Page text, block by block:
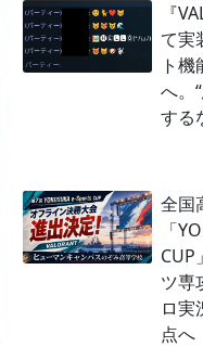
『
て実
ト
へ。
する
全国
「
CUP
ツ専
ロ実
点へ